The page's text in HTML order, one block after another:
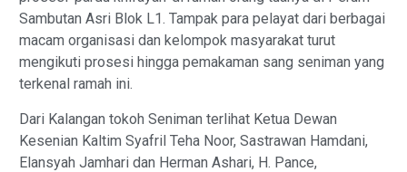
Sambutan Asri Blok L1. Tampak para pelayat dari berbagai
macam organisasi dan kelompok masyarakat turut
mengikuti prosesi hingga pemakaman sang seniman yang
terkenal ramah ini.
Dari Kalangan tokoh Seniman terlihat Ketua Dewan
Kesenian Kaltim Syafril Teha Noor, Sastrawan Hamdani,
Elansyah Jamhari dan Herman Ashari, H. Pance,